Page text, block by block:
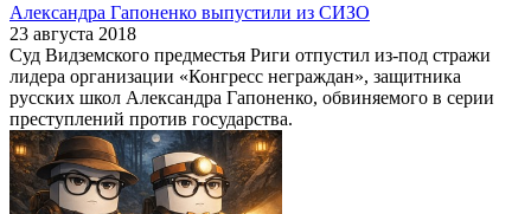
Александра Гапоненко выпустили из СИЗО
23 августа 2018
Суд Видземского предместья Риги отпустил из-под стражи
лидера организации «Конгресс неграждан», защитника
русских школ Александра Гапоненко, обвиняемого в серии
преступлений против государства.